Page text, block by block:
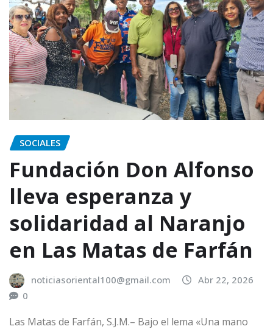
SOCIALES
Fundación Don Alfonso
lleva esperanza y
solidaridad al Naranjo
en Las Matas de Farfán
noticiasoriental100@gmail.com
Abr 22, 2026
0
Las Matas de Farfán, S.J.M.– Bajo el lema «Una mano